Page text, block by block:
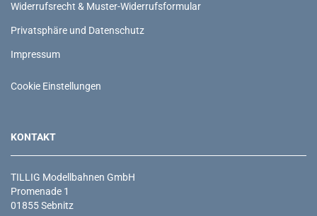
Widerrufsrecht & Muster-Widerrufsformular
Privatsphäre und Datenschutz
Impressum
Cookie Einstellungen
KONTAKT
TILLIG Modellbahnen GmbH
Promenade 1
01855 Sebnitz